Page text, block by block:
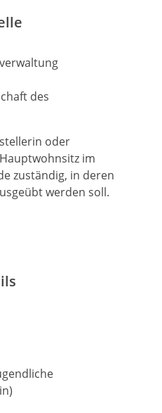
des
oder
im
zuständig, in deren
werden soll.